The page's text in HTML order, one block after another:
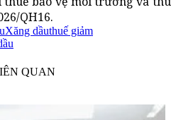
QH16.
Xăng dầuthuế giảm
QUAN